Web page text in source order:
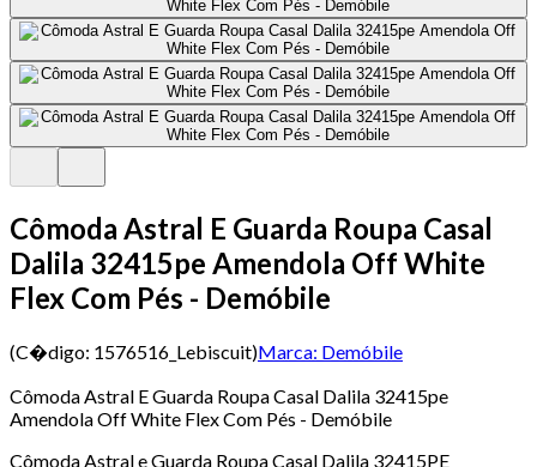
Cômoda Astral E Guarda Roupa Casal
Dalila 32415pe Amendola Off White
Flex Com Pés - Demóbile
(C�digo: 1576516_Lebiscuit)Marca: Demóbile
Cômoda Astral E Guarda Roupa Casal Dalila 32415pe
Amendola Off White Flex Com Pés - Demóbile
Cômoda Astral e Guarda Roupa Casal Dalila 32415PE